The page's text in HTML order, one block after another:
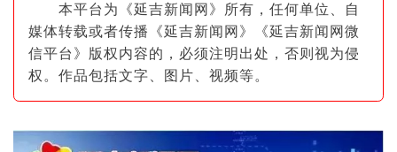
本平台为《延吉新闻网》所有，任何单位、自
媒体转载或者传播《延吉新闻网》《延吉新闻网微
信平台》版权内容的，必须注明出处，否则视为侵
权。作品包括文字、图片 、视频等。